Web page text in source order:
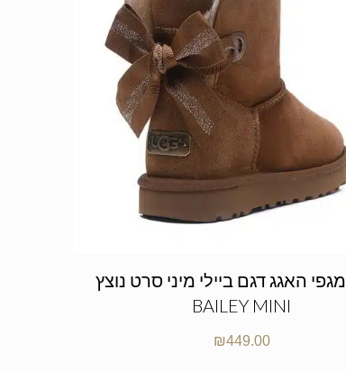
מגפי האגג דגם ביילי מיני סרט נוצץ UGG
BAILEY MINI
₪449.00